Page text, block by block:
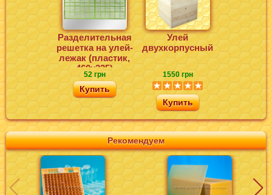
Рекомендуем
Разделительная
решетка на улей-
лежак (пластик,
460х325)
52 грн
Купить
Улей
двухкорпусный
1550 грн
Купить